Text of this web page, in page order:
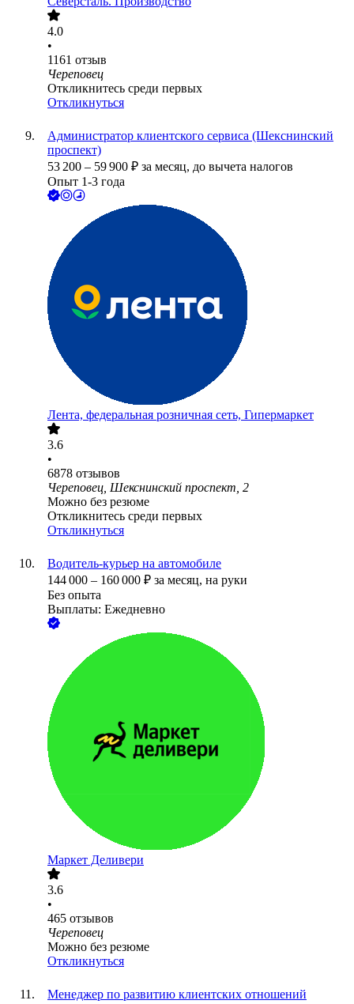
4.0
•
1161 отзыв
Череповец
Откликнитесь среди первых
Откликнуться
Администратор клиентского сервиса (Шекснинский
проспект)
53 200 – 59 900 ₽ за месяц, до вычета налогов
Опыт 1-3 года
Лента, федеральная розничная сеть, Гипермаркет
3.6
•
6878 отзывов
Череповец, Шекснинский проспект, 2
Можно без резюме
Откликнитесь среди первых
Откликнуться
Водитель-курьер на автомобиле
144 000 – 160 000 ₽ за месяц, на руки
Без опыта
Выплаты: Ежедневно
Маркет Деливери
3.6
•
465 отзывов
Череповец
Можно без резюме
Откликнуться
Менеджер по развитию клиентских отношений